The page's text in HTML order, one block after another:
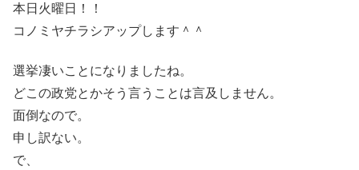
本日火曜日！！
コノミヤチラシアップします＾＾
選挙凄いことになりましたね。
どこの政党とかそう言うことは言及しません。
面倒なので。
申し訳ない。
で、